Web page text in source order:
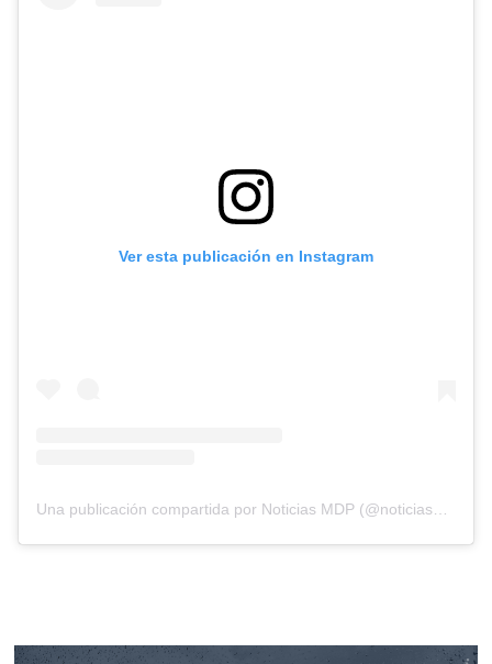
Ver esta publicación en Instagram
Una publicación compartida por Noticias MDP (@noticiasmdp)